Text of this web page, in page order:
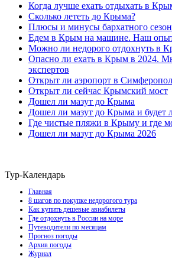
Когда лучше ехать отдыхать в
Сколько лететь до Крыма?
Плюсы и минусы бархатного
Едем в Крым на машине. Наш
Можно ли недорого отдохнуть в
Опасно ли ехать в Крым в 2024.
экспертов
Открыт ли аэропорт в
Открыт ли сейчас Крымский мост
Дошел ли мазут до Крыма
Дошел ли мазут до Крыма и будет
Где чистые пляжи в Крыму и где
Дошел ли мазут до Крыма 2026
Тур-Календарь
Главная
8 шагов по покупке недорогого тура
Как купить дешевые авиабилеты
Где отдохнуть в России на море
Путеводители по месяцам
Прогноз погоды
Архив погоды
Журнал